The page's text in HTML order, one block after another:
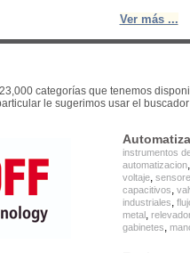
Ver más ...
categorías que tenemos
le sugerimos usar el
instrumentos
automatizacion
voltaje,
capacitivos,
industriales,
metal,
gabinetes,